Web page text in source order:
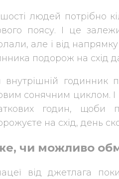
людей потрібно
поясу. І це
але і від
подорож на схід
годинник
сонячним циклом. І
годин, щоби
на схід, день
чи можливо
від джетлага